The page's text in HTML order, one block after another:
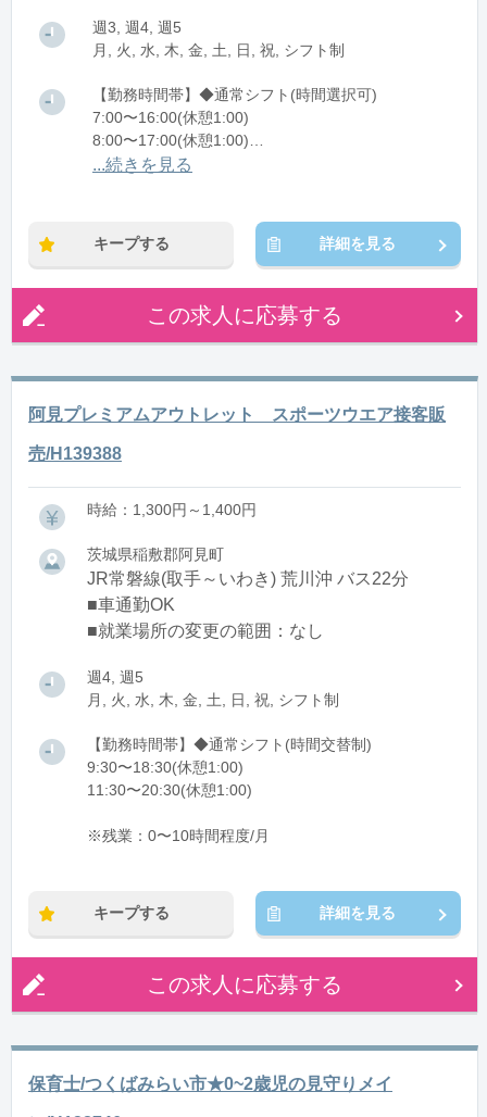
週3, 週4, 週5
月, 火, 水, 木, 金, 土, 日, 祝, シフト制
【勤務時間帯】◆通常シフト(時間選択可)
7:00〜16:00(休憩1:00)
8:00〜17:00(休憩1:00)
12:00〜21:00(休憩1:00)
...続きを見る
キープする 詳細を見る
この求人に応募する
阿見プレミアムアウトレット スポーツウエア接客販
売/H139388
時給：1,300円～1,400円
茨城県稲敷郡阿見町
JR常磐線(取手～いわき) 荒川沖 バス22分
■車通勤OK
■就業場所の変更の範囲：なし
週4, 週5
月, 火, 水, 木, 金, 土, 日, 祝, シフト制
【勤務時間帯】◆通常シフト(時間交替制)
9:30〜18:30(休憩1:00)
11:30〜20:30(休憩1:00)
※残業：0〜10時間程度/月
キープする 詳細を見る
この求人に応募する
保育士/つくばみらい市★0~2歳児の見守りメイ